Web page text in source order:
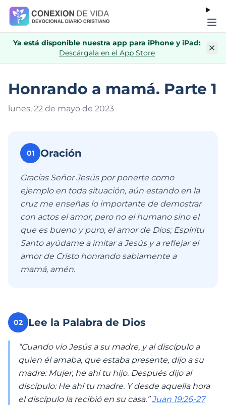
Ya está disponible nuestra app para iPhone y iPad:
Descárgala en el App Store
Honrando a mamá. Parte 1
lunes, 22 de mayo de 2023
01 Oración
Gracias Señor Jesús por ponerte como
ejemplo en toda situación, aún estando en la
cruz me enseñas lo importante de demostrar
con actos el amor, pero no el humano sino el
que es bueno y puro, el amor de Dios; Espíritu
Santo ayúdame a imitar a Jesús y a reflejar el
amor de Cristo honrando sabiamente a
mamá, amén.
02 Lee la Palabra de Dios
“Cuando vio Jesús a su madre, y al discípulo a
quien él amaba, que estaba presente, dijo a su
madre: Mujer, he ahí tu hijo. Después dijo al
discípulo: He ahí tu madre. Y desde aquella hora
el discípulo la recibió en su casa.”Juan 19:26-27